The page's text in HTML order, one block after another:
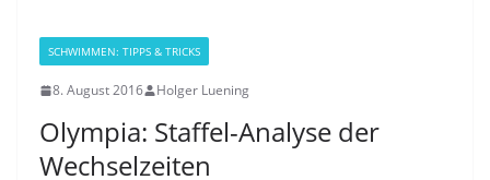
SCHWIMMEN: TIPPS & TRICKS
8. August 2016 Holger Luening
Olympia: Staffel-Analyse der
Wechselzeiten